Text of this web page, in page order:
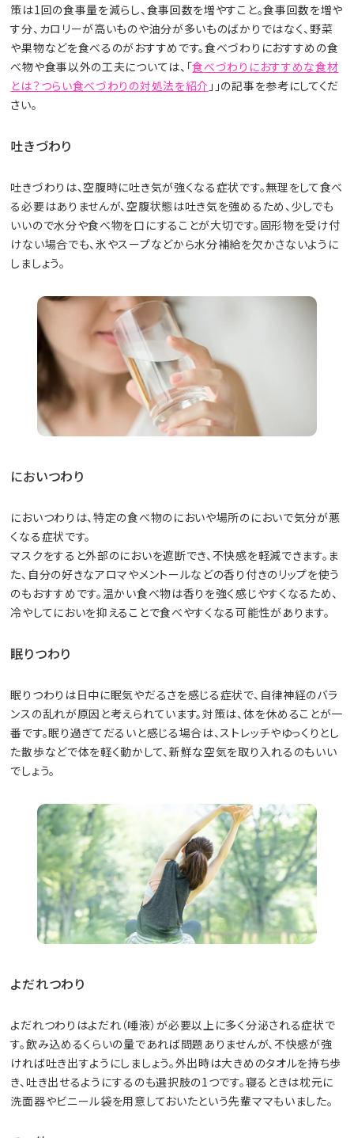
策は1回の食事量を減らし、食事回数を増やすこと。食事回数を増や
す分、カロリーが高いものや油分が多いものばかりではなく、野菜
や果物などを食べるのがおすすめです。食べづわりにおすすめの食
べ物や食事以外の工夫については、「食べづわりにおすすめな食材
とは？つらい食べづわりの対処法を紹介 」」の記事を参考にしてくだ
さい。
吐きづわり
吐きづわりは、空腹時に吐き気が強くなる症状です。無理をして食べ
る必要はありませんが、空腹状態は吐き気を強めるため、少しでも
いいので水分や食べ物を口にすることが大切です。固形物を受け付
けない場合でも、氷やスープなどから水分補給を欠かさないように
しましょう。
においつわり
においつわりは、特定の食べ物のにおいや場所のにおいで気分が悪
くなる症状です。
マスクをすると外部のにおいを遮断でき、不快感を軽減できます。ま
た、自分の好きなアロマやメントールなどの香り付きのリップを使う
のもおすすめです。温かい食べ物は香りを強く感じやすくなるため、
冷やしてにおいを抑えることで食べやすくなる可能性があります。
眠りつわり
眠りつわりは日中に眠気やだるさを感じる症状で、自律神経のバラ
ンスの乱れが原因と考えられています。対策は、体を休めることが一
番です。眠り過ぎてだるいと感じる場合は、ストレッチやゆっくりとし
た散歩などで体を軽く動かして、新鮮な空気を取り入れるのもいい
でしょう。
よだれつわり
よだれつわりはよだれ（唾液）が必要以上に多く分泌される症状で
す。飲み込めるくらいの量であれば問題ありませんが、不快感が強
ければ吐き出すようにしましょう。外出時は大きめのタオルを持ち歩
き、吐き出せるようにするのも選択肢の1つです。寝るときは枕元に
洗面器やビニール袋を用意しておいたという先輩ママもいました。